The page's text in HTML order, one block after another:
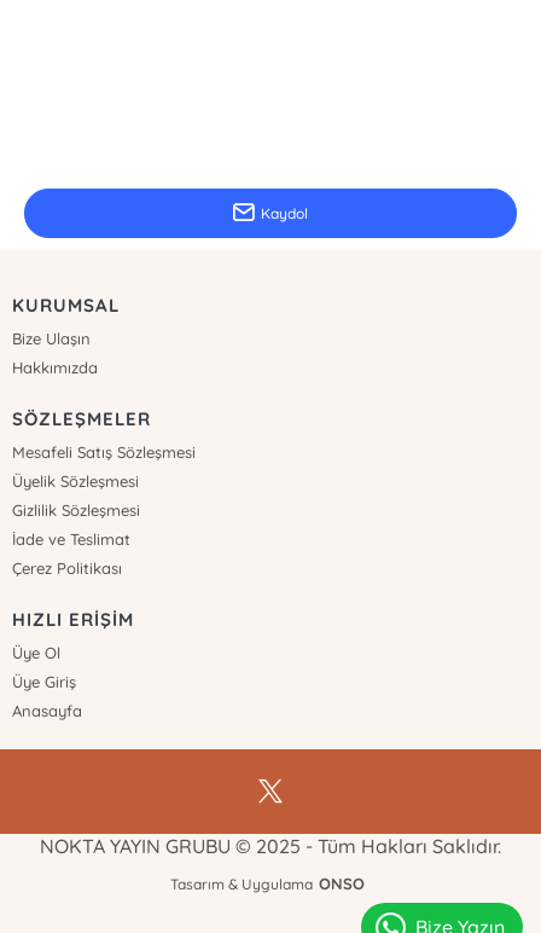
Kaydol
KURUMSAL
Bize Ulaşın
Hakkımızda
SÖZLEŞMELER
Mesafeli Satış Sözleşmesi
Üyelik Sözleşmesi
Gizlilik Sözleşmesi
İade ve Teslimat
Çerez Politikası
HIZLI ERİŞİM
Üye Ol
Üye Giriş
Anasayfa
NOKTA YAYIN GRUBU © 2025 - Tüm Hakları Saklıdır.
Tasarım & Uygulama ONSO
Bize Yazın